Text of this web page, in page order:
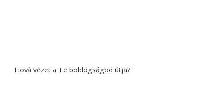
Hová vezet a Te boldogságod útja?